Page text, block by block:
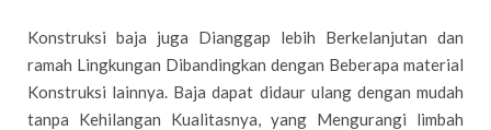
Konstruksi baja juga Dianggap lebih Berkelanjutan dan
ramah Lingkungan Dibandingkan dengan Beberapa material
Konstruksi lainnya. Baja dapat didaur ulang dengan mudah
tanpa Kehilangan Kualitasnya, yang Mengurangi limbah